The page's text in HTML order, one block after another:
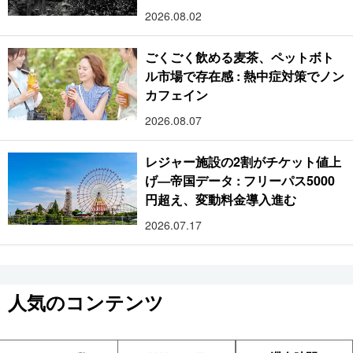
2026.08.02
ごくごく飲める麦茶、ペットボト
ル市場で存在感 : 熱中症対策でノン
カフェイン
2026.08.07
レジャー施設の2割がチケット値上
げ―帝国データ : フリーパス5000
円超え、変動料金導入進む
2026.07.17
人気のコンテンツ